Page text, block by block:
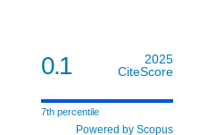
0.1
2025
CiteScore
7th percentile
Powered by Scopus